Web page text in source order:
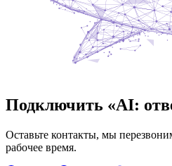
Подключить «AI:
Оставьте контакты, мы
рабочее время.